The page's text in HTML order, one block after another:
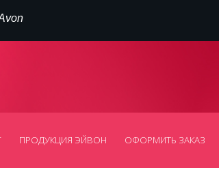
ПРОДУКЦИЯ ЭЙВОН ОФОРМИТЬ ЗАКАЗ